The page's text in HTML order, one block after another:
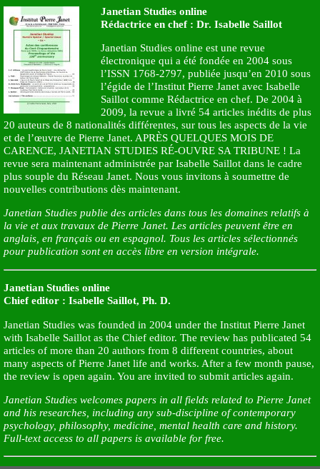
Janetian Studies online
Rédactrice en chef : Dr. Isabelle Saillot
Janetian Studies online est une revue
électronique qui a été fondée en 2004 sous
l’ISSN 1768-2797, publiée jusqu’en 2010 sous
l’égide de l’Institut Pierre Janet avec Isabelle
Saillot comme Rédactrice en chef. De 2004 à
2009, la revue a livré 54 articles inédits de plus
20 auteurs de 8 nationalités différentes, sur tous les aspects de la vie
et de l’œuvre de Pierre Janet. APRÈS QUELQUES MOIS DE
CARENCE, JANETIAN STUDIES RÉ-OUVRE SA TRIBUNE ! La
revue sera maintenant administrée par Isabelle Saillot dans le cadre
plus souple du Réseau Janet. Nous vous invitons à soumettre de
nouvelles contributions dès maintenant.
Janetian Studies publie des articles dans tous les domaines relatifs à
la vie et aux travaux de Pierre Janet. Les articles peuvent être en
anglais, en français ou en espagnol. Tous les articles sélectionnés
pour publication sont en accès libre en version intégrale.
Janetian Studies online
Chief editor : Isabelle Saillot, Ph. D.
Janetian Studies was founded in 2004 under the Institut Pierre Janet
with Isabelle Saillot as the Chief editor. The review has publicated 54
articles of more than 20 authors from 8 different countries, about
many aspects of Pierre Janet life and works. After a few month pause,
the review is open again. You are invited to submit articles again.
Janetian Studies welcomes papers in all fields related to Pierre Janet
and his researches, including any sub-discipline of contemporary
psychology, philosophy, medicine, mental health care and history.
Full-text access to all papers is available for free.